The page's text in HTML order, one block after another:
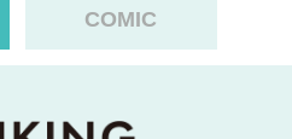
COMIC